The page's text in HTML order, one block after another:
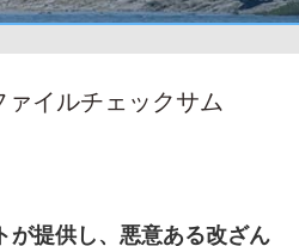
イルチェックサム
が提供し、悪意ある改ざん